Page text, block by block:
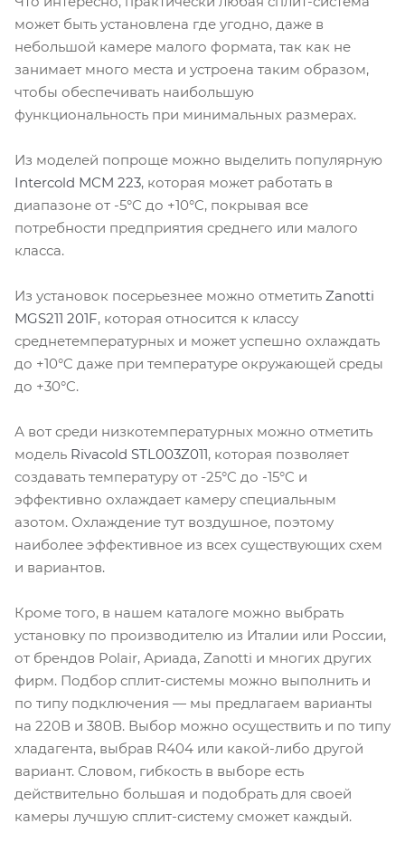
может быть установлена где угодно, даже в
небольшой камере малого формата, так как не
занимает много места и устроена таким образом,
чтобы обеспечивать наибольшую
функциональность при минимальных размерах.
Из моделей попроще можно выделить популярную
Intercold МСМ 223, которая может работать в
диапазоне от -5°C до +10°C, покрывая все
потребности предприятия среднего или малого
класса.
Из установок посерьезнее можно отметить Zanotti
MGS211 201F, которая относится к классу
среднетемпературных и может успешно охлаждать
до +10°C даже при температуре окружающей среды
до +30°C.
А вот среди низкотемпературных можно отметить
модель Rivacold STL003Z011, которая позволяет
создавать температуру от -25°C до -15°C и
эффективно охлаждает камеру специальным
азотом. Охлаждение тут воздушное, поэтому
наиболее эффективное из всех существующих схем
и вариантов.
Кроме того, в нашем каталоге можно выбрать
установку по производителю из Италии или России,
от брендов Polair, Ариада, Zanotti и многих других
фирм. Подбор сплит-системы можно выполнить и
по типу подключения — мы предлагаем варианты
на 220В и 380В. Выбор можно осуществить и по типу
хладагента, выбрав R404 или какой-либо другой
вариант. Словом, гибкость в выборе есть
действительно большая и подобрать для своей
камеры лучшую сплит-систему сможет каждый.